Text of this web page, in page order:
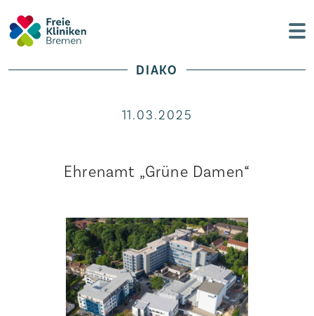
DIAKO
11.03.2025
Ehrenamt „Grüne Damen“